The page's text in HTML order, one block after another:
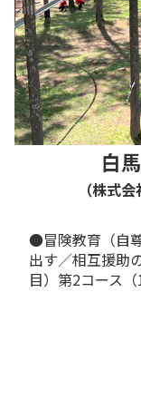
白
（株式
●冒険教育（自
出す／相互援助
目）第2コース